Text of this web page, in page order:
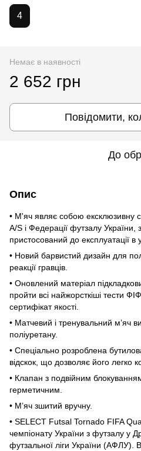
4
Немає в наявності
2 652 грн
Повідомити,
До
Опис
• М'яч являє собою ексклюзивну
A/S і Федерації футзалу
пристосований до експлуатації в
• Новий барвистий дизайн для
реакції гравців.
• Оновлений матеріал
пройти всі найжорсткіші тести
сертифікат якості.
• Матчевий і тренувальний м’яч
поліуретану.
• Спеціально розроблена
відскок, що дозволяє його легко
• Клапан з подвійним
герметичним.
• М’яч зшитий вручну.
• SELECT Futsal Tornado FIFA
чемпіонату України з футзалу у
футзальної ліги України (АФЛУ).